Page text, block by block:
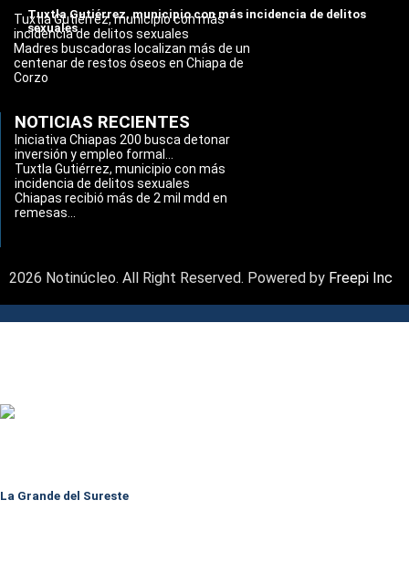
Tuxtla Gutiérrez, municipio con más incidencia de delitos
sexuales
Tuxtla Gutiérrez, municipio con más
incidencia de delitos sexuales
Madres buscadoras localizan más de un
centenar de restos óseos en Chiapa de
Corzo
NOTICIAS RECIENTES
Iniciativa Chiapas 200 busca detonar
inversión y empleo formal...
Tuxtla Gutiérrez, municipio con más
incidencia de delitos sexuales
Chiapas recibió más de 2 mil mdd en
remesas...
2026 Notinúcleo. All Right Reserved. Powered by Freepi Inc
La Grande del Sureste